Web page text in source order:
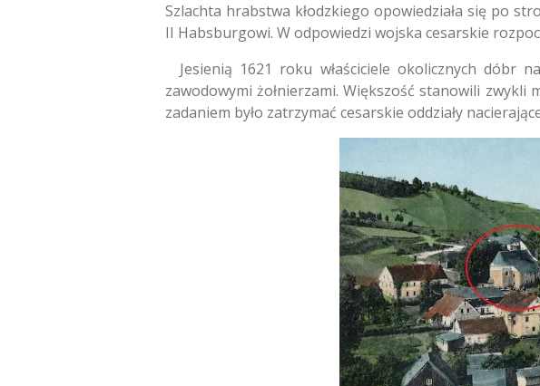
Szlachta hrabstwa kłodzkiego opowiedziała się po
II Habsburgowi. W odpowiedzi wojska cesarskie
Jesienią 1621 roku właściciele okolicznych dóbr
zawodowymi żołnierzami. Większość stanowili
zadaniem było zatrzymać cesarskie oddziały